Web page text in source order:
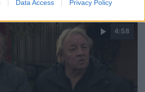
Data Access Privacy Policy
4:58